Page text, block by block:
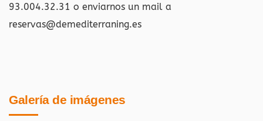
93.004.32.31 o enviarnos un mail a
reservas@demediterraning.es
Galería de imágenes